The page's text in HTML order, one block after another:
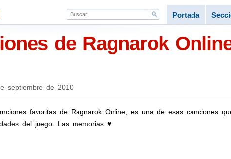
Portada
de Ragnarok
septiembre de 2010
favoritas de Ragnarok Online; es una de esas canciones
del juego. Las memorias ♥